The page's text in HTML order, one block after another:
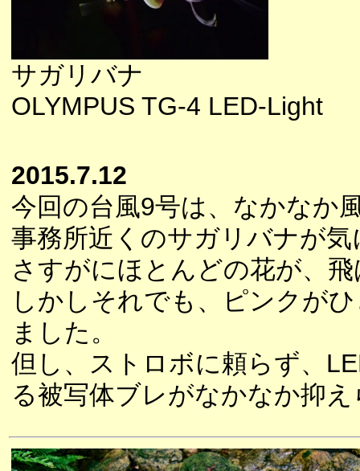
サガリバナ
OLYMPUS TG-4 LED-Light
2015.7.12
今回の台風9号は、なかなか
事務所近くのサガリバナが
さすがにほとんどの花が、
しかしそれでも、ピンクが
ました。
但し、ストロボに頼らず、
る被写体ブレがなかなか抑